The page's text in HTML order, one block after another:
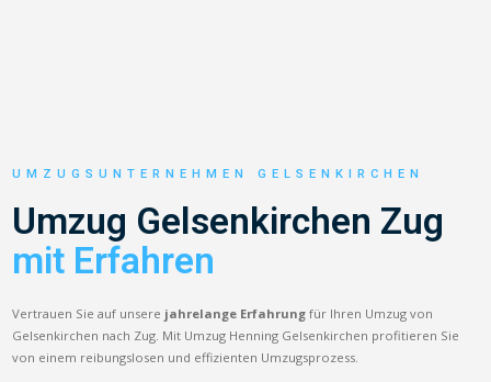
UMZUGSUNTERNEHMEN GELSENKIRCHEN
Umzug Gelsenkirchen Zug
mit Erfahren
Vertrauen Sie auf unsere jahrelange Erfahrung für Ihren Umzug von
Gelsenkirchen nach Zug. Mit Umzug Henning Gelsenkirchen profitieren Sie
von einem reibungslosen und effizienten Umzugsprozess.